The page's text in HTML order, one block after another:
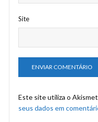
Site
Este site utiliza o
seus dados em